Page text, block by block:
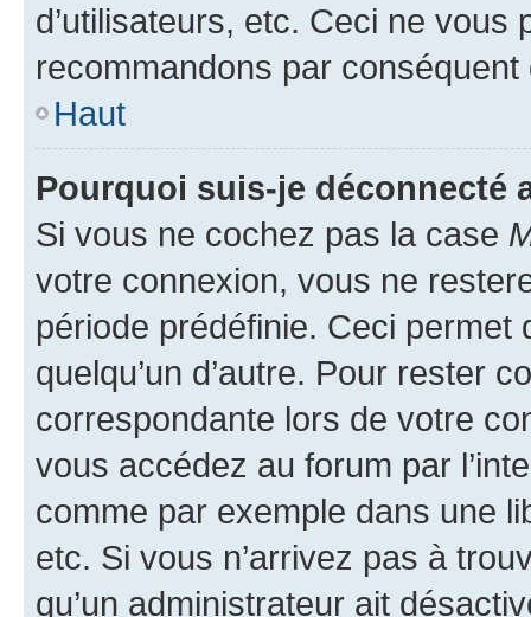
d’utilisateurs, etc. Ceci ne vous
recommandons par conséquent
Haut
Pourquoi suis-je déconnecté
Si vous ne cochez pas la case
votre connexion, vous ne
période prédéfinie. Ceci permet
quelqu’un d’autre. Pour rester
correspondante lors de votre
vous accédez au forum par
comme par exemple dans une
etc. Si vous n’arrivez pas à
qu’un administrateur ait